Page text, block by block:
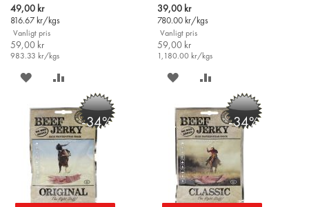
60g
Special
Price
49,00 kr
816.67 kr/kgs
Vanligt pris
59,00 kr
983.33 kr/kgs
i
varukorgen
SPARA
ÖNSKELISTAN
JÄMFÖR
50g
Special
Price
39,00 kr
780.00 kr/kgs
Vanligt pris
59,00 kr
1,180.00 kr/kgs
i
varukorgen
SPARA
ÖNSKELISTAN
JÄMFÖR
-34% -34%